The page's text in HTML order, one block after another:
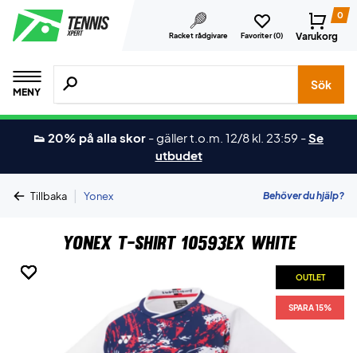
Racket rådgivare Favoriter (0)
0
Varukorg
MENY
Sök efter produkter, märken osv.
Sök
👟 20% på alla skor -gäller t.o.m. 12/8 kl. 23:59 -Se
utbudet
Tillbaka | Yonex Behöver du hjälp?
Yonex T-shirt 10593EX White
OUTLET
SPARA 15%
OUTLET
SPARA 15%
OUTLET
SPARA 15%
OUTLET
SPARA 15%
OUTLET
SPARA 15%
OUTLET
SPARA 15%